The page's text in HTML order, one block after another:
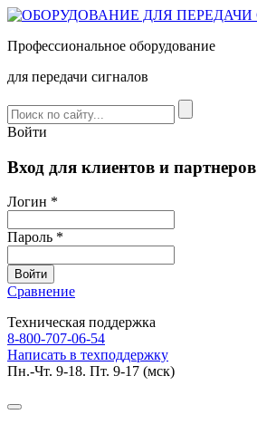
Профессиональное оборудование
для передачи сигналов
Войти
Вход для клиентов и партнеров
Логин *
Пароль *
Сравнение
Техническая поддержка
8-800-707-06-54
Написать в техподдержку
Пн.-Чт. 9-18. Пт. 9-17 (мск)